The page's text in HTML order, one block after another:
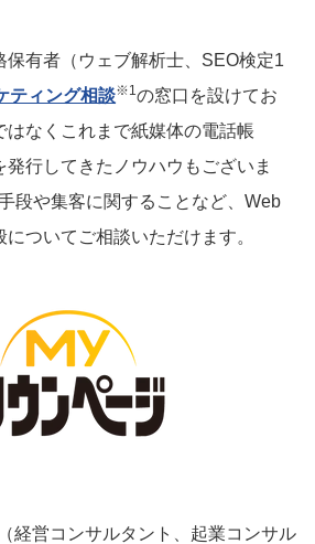
保有者（ウェブ解析士、SEO検定1
ティング相談※1の窓口を設けてお
はなくこれまで紙媒体の電話帳
発行してきたノウハウもございま
段や集客に関することなど、Web
ついてご相談いただけます。
経営コンサルタント、起業コンサル